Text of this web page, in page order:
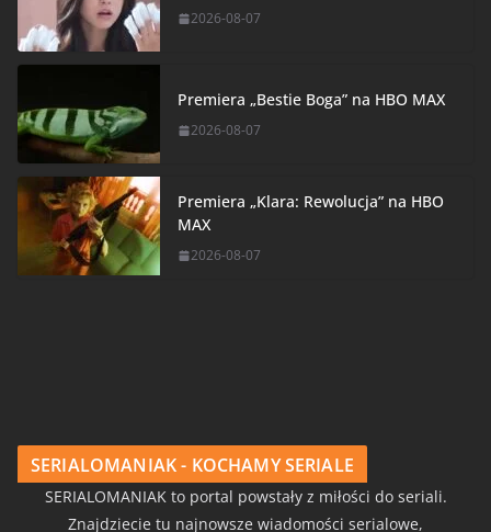
2026-08-07
Premiera „Bestie Boga” na HBO MAX
2026-08-07
Premiera „Klara: Rewolucja” na HBO
MAX
2026-08-07
SERIALOMANIAK - KOCHAMY SERIALE
SERIALOMANIAK to portal powstały z miłości do seriali.
Znajdziecie tu najnowsze wiadomości serialowe,